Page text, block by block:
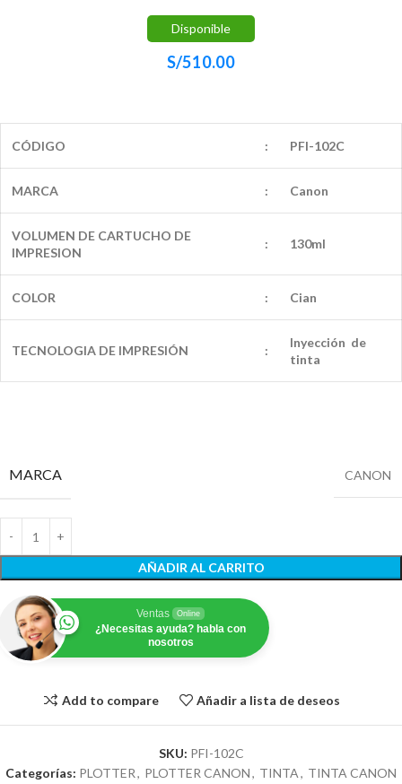
Disponible
S/510.00
CÓDIGO : PFI-102C
MARCA : Canon
VOLUMEN DE CARTUCHO DE
IMPRESION
: 130ml
COLOR : Cian
TECNOLOGIA DE IMPRESIÓN :
Inyección de
tinta
MARCA CANON
AÑADIR AL CARRITO
Ventas Online
¿Necesitas ayuda? habla con
nosotros
Add to compare Añadir a lista de deseos
SKU: PFI-102C
Categorías: PLOTTER, PLOTTER CANON, TINTA, TINTA CANON